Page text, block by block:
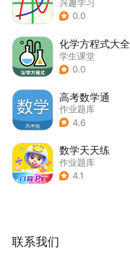
兴趣学习
0.0
化学方程式大全
学生课堂
0.0
高考数学通
作业题库
4.6
数学天天练
作业题库
4.1
联系我们